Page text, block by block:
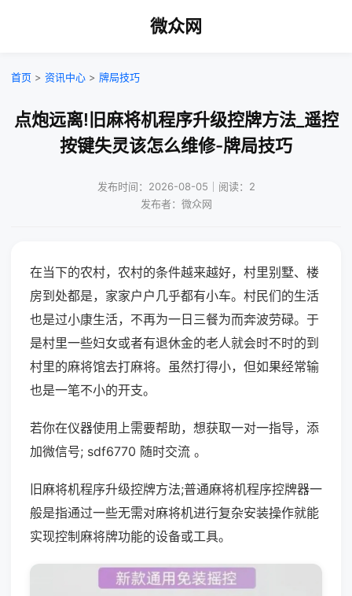
微众网
首页 > 资讯中心 > 牌局技巧
点炮远离!旧麻将机程序升级控牌方法_遥控
按键失灵该怎么维修-牌局技巧
发布时间：2026-08-05｜阅读：2
发布者：微众网
在当下的农村，农村的条件越来越好，村里别墅、楼
房到处都是，家家户户几乎都有小车。村民们的生活
也是过小康生活，不再为一日三餐为而奔波劳碌。于
是村里一些妇女或者有退休金的老人就会时不时的到
村里的麻将馆去打麻将。虽然打得小，但如果经常输
也是一笔不小的开支。
若你在仪器使用上需要帮助，想获取一对一指导，添
加微信号; sdf6770 随时交流 。
旧麻将机程序升级控牌方法;普通麻将机程序控牌器一
般是指通过一些无需对麻将机进行复杂安装操作就能
实现控制麻将牌功能的设备或工具。